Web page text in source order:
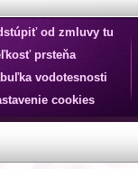
od zmluvy tu
prsteňa
vodotesnosti
cookies